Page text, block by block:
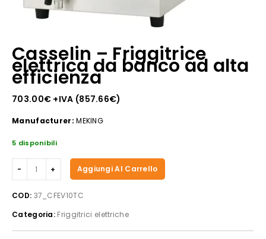
Casselin – Friggitrice
elettrica da banco ad alta
efficienza
703.00€ +IVA (857.66€)
Manufacturer: MEKING
5 disponibili
Casselin
-
Friggitrice
da
banco
Aggiungi Al Carrello
COD: 37_CFEV10TC
Categoria: Friggitrici elettriche